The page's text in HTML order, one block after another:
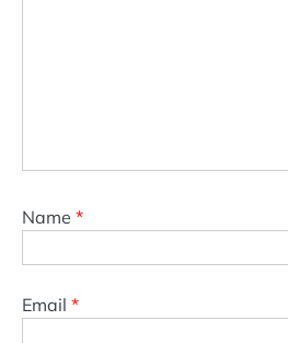
Name *
Email *